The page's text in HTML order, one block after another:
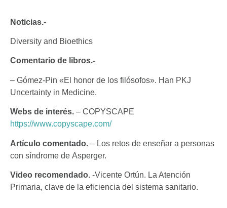
Noticias.-
Diversity and Bioethics
Comentario de libros.-
– Gómez-Pin «El honor de los filósofos». Han PKJ
Uncertainty in Medicine.
Webs de interés. – COPYSCAPE
https://www.copyscape.com/
Artículo comentado. – Los retos de enseñar a personas
con síndrome de Asperger.
Video recomendado. -Vicente Ortún. La Atención
Primaria, clave de la eficiencia del sistema sanitario.